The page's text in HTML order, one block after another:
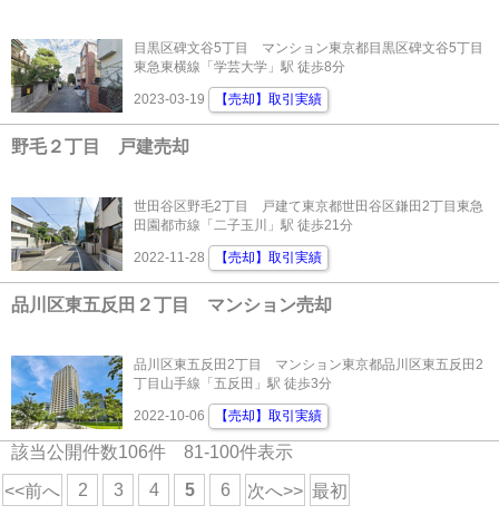
目黒区碑文谷5丁目 マンション東京都目黒区碑文谷5丁目
東急東横線「学芸大学」駅 徒歩8分
2023-03-19 【売却】取引実績
野毛２丁目 戸建売却
世田谷区野毛2丁目 戸建て東京都世田谷区鎌田2丁目東急
田園都市線「二子玉川」駅 徒歩21分
2022-11-28 【売却】取引実績
品川区東五反田２丁目 マンション売却
品川区東五反田2丁目 マンション東京都品川区東五反田2
丁目山手線「五反田」駅 徒歩3分
2022-10-06 【売却】取引実績
該当公開件数106件 81-100件表示
<<前へ 2 3 4 5 6 次へ>> 最初